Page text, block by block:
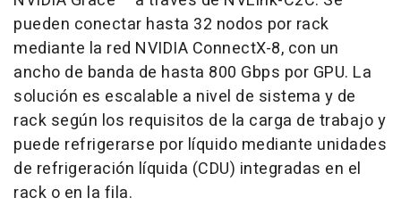
pueden conectar hasta 32 nodos por rack
mediante la red NVIDIA ConnectX-8, con un
ancho de banda de hasta 800 Gbps por GPU. La
solución es escalable a nivel de sistema y de
rack según los requisitos de la carga de trabajo y
puede refrigerarse por líquido mediante unidades
de refrigeración líquida (CDU) integradas en el
rack o en la fila.